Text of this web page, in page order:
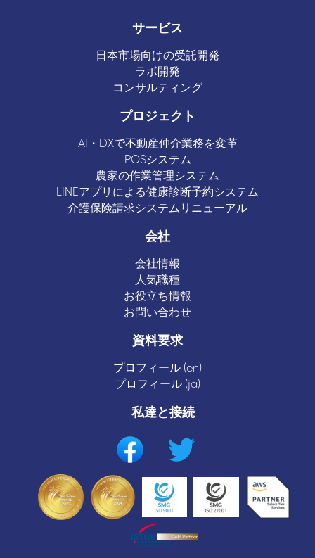
サービス
日本市場向けの受託開発
ラボ開発
コンサルティング
プロジェクト
AI・DXで不動産仲介業務を変革
POSシステム
農家の作業管理システム
LINEアプリによる健康診断予約システム
介護保険請求システムリニューアル
会社
会社情報
人気職種
お役立ち情報
お問い合わせ
資料要求
プロフィール (en)
プロフィール (ja)
私達と接続